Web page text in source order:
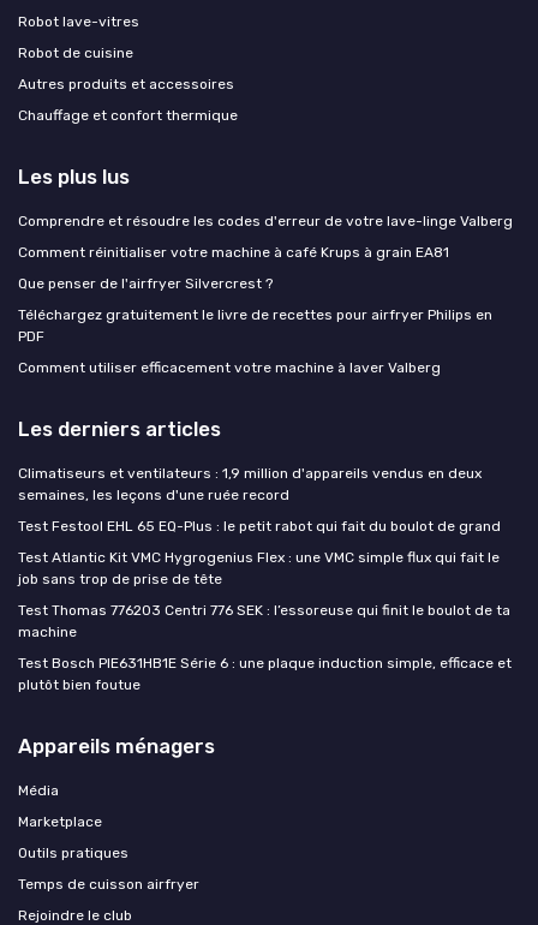
Robot lave-vitres
Robot de cuisine
Autres produits et accessoires
Chauffage et confort thermique
Les plus lus
Comprendre et résoudre les codes d'erreur de votre lave-linge Valberg
Comment réinitialiser votre machine à café Krups à grain EA81
Que penser de l'airfryer Silvercrest ?
Téléchargez gratuitement le livre de recettes pour airfryer Philips en
PDF
Comment utiliser efficacement votre machine à laver Valberg
Les derniers articles
Climatiseurs et ventilateurs : 1,9 million d'appareils vendus en deux
semaines, les leçons d'une ruée record
Test Festool EHL 65 EQ-Plus : le petit rabot qui fait du boulot de grand
Test Atlantic Kit VMC Hygrogenius Flex : une VMC simple flux qui fait le
job sans trop de prise de tête
Test Thomas 776203 Centri 776 SEK : l’essoreuse qui finit le boulot de ta
machine
Test Bosch PIE631HB1E Série 6 : une plaque induction simple, efficace et
plutôt bien foutue
Appareils ménagers
Média
Marketplace
Outils pratiques
Temps de cuisson airfryer
Rejoindre le club